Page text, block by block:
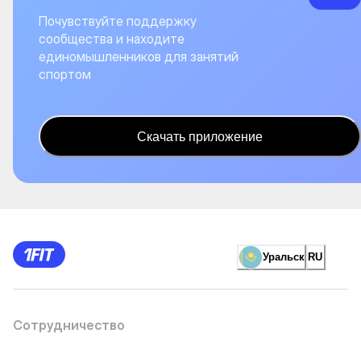
Почувствуйте поддержку
сообщества и находите
единомышленников для занятий
спортом
Скачать приложение
Уральск RU
Сотрудничество